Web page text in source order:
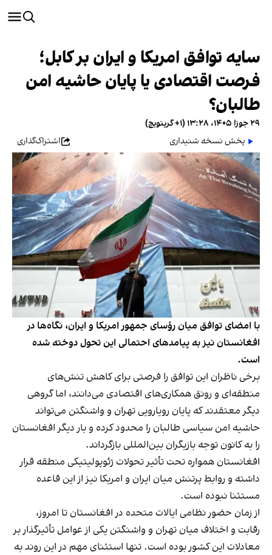
سایه توافق امریکا و ایران بر کابل؛
فرصت اقتصادی یا پایان حاشیه امن
طالبان؟
۲۹ جوزا ۱۴۰۵، ۱۳:۲۸ (‎+۱ گرینویچ)
پخش نسخه شنیداری
اشتراک‌گذاری
با امضای توافق میان رؤسای جمهور امریکا و ایران، نگاه‌ها در
افغانستان نیز به پیامدهای احتمالی این تحول دوخته شده
است.
برخی ناظران این توافق را فرصتی برای کاهش تنش‌های
منطقه‌ای و رونق همکاری‌های اقتصادی می‌دانند، اما گروهی
دیگر معتقدند که پایان رویارویی تهران و واشنگتن می‌تواند
حاشیه امن سیاسی طالبان را محدود کرده و بار دیگر افغانستان
را به کانون توجه بازیگران بین‌المللی بازگرداند.
افغانستان همواره تحت تأثیر تحولات ژئوپولیتیکی منطقه قرار
داشته و روابط پرتنش میان ایران و امریکا نیز از این قاعده
مستثنا نبوده است.
از زمان حضور نظامی ایالات متحده در افغانستان تا امروز،
رقابت و اختلاف میان تهران و واشنگتن یکی از عوامل تأثیرگذار بر
معادلات این کشور بوده است. تنها استثنای مهم در این روند به